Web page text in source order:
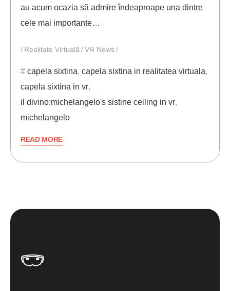
au acum ocazia să admire îndeaproape una dintre
cele mai importante…
Realitate Virtuală VR News
capela sixtina, capela sixtina in realitatea virtuala,
capela sixtina in vr,
il divino:michelangelo's sistine ceiling in vr,
michelangelo
READ MORE